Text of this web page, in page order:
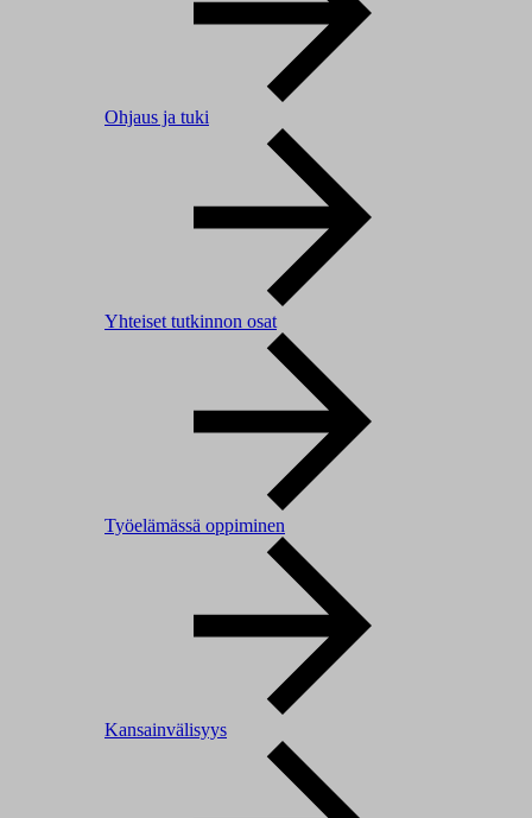
Ohjaus ja tuki
Yhteiset tutkinnon osat
Työelämässä oppiminen
Kansainvälisyys